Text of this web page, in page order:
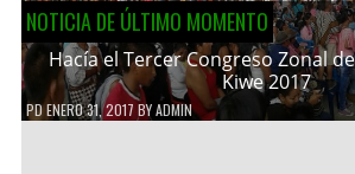
NOTICIA DE ÚLTIMO MOMENTO
Hacía el Tercer Congreso Zonal
Kiwe 2017
PDENERO 31, 2017 BYADMIN